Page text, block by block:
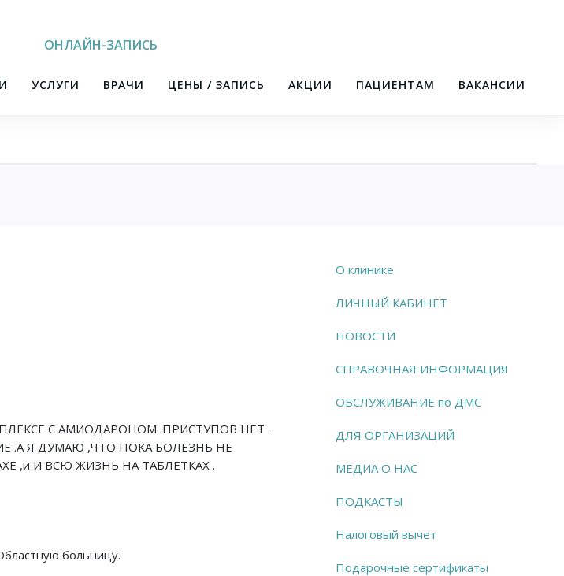
ОНЛАЙН-ЗАПИСЬ
УСЛУГИ ВРАЧИ ЦЕНЫ / ЗАПИСЬ АКЦИИ ПАЦИЕНТАМ ВАКАНСИИ
С АМИОДАРОНОМ .ПРИСТУПОВ НЕТ .
.А Я ДУМАЮ ,ЧТО ПОКА БОЛЕЗНЬ НЕ
,и И ВСЮ ЖИЗНЬ НА ТАБЛЕТКАХ .
больницу.
О клинике
ЛИЧНЫЙ КАБИНЕТ
НОВОСТИ
СПРАВОЧНАЯ ИНФОРМАЦИЯ
ОБСЛУЖИВАНИЕ по ДМС
ДЛЯ ОРГАНИЗАЦИЙ
МЕДИА О НАС
ПОДКАСТЫ
Налоговый вычет
Подарочные сертификаты